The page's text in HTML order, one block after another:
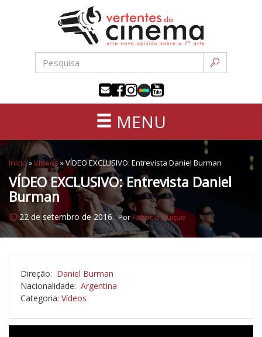
conteúdo
sétima
MENU
Início»Vídeos »VÍDEO EXCLUSIVO: Entrevista Daniel Burman
VÍDEO EXCLUSIVO: Entrevista Daniel
Burman
22 de setembro de 2016 Por Fabricio Duque
Direção: Daniel Burman
Nacionalidade: Argentina
Categoria: Vídeos